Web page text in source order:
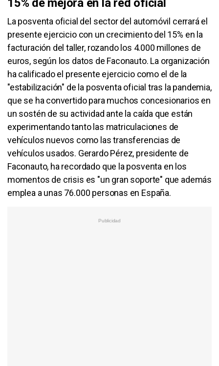
La posventa oficial del sector del automóvil cerrará el
presente ejercicio con un crecimiento del 15% en la
facturación del taller, rozando los 4.000 millones de
euros, según los datos de Faconauto. La organización
ha calificado el presente ejercicio como el de la
"estabilización" de la posventa oficial tras la pandemia,
que se ha convertido para muchos concesionarios en
un sostén de su actividad ante la caída que están
experimentando tanto las matriculaciones de
vehículos nuevos como las transferencias de
vehículos usados. Gerardo Pérez, presidente de
Faconauto, ha recordado que la posventa en los
momentos de crisis es "un gran soporte" que además
emplea a unas 76.000 personas en España.